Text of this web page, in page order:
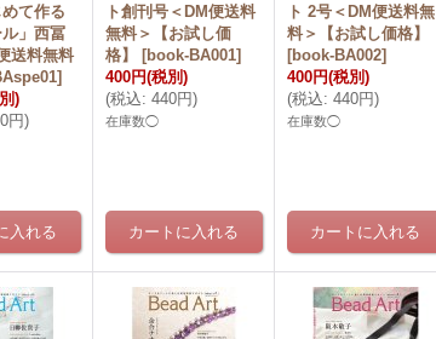
て作る
」西冨
送料無料
]
)
円)
ト創刊号＜DM便送料
無料＞【お試し価
格】
[book-BA001]
400円(税別)
(税込: 440円)
在庫数◯
ト 2号＜DM便送料無
料＞【お試し価格】
[book-BA002]
400円(税別)
(税込: 440円)
在庫数◯